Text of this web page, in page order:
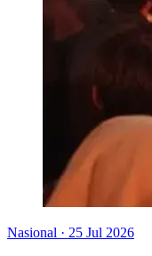
Nasional · 25 Jul 2026